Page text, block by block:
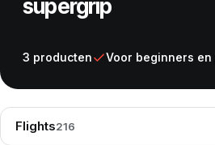
supergrip
3 producten Voor beginners
Flights216